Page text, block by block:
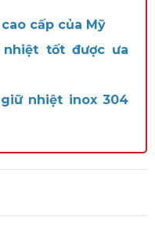
cấp của Mỹ
tốt được ưa
nhiệt inox 304